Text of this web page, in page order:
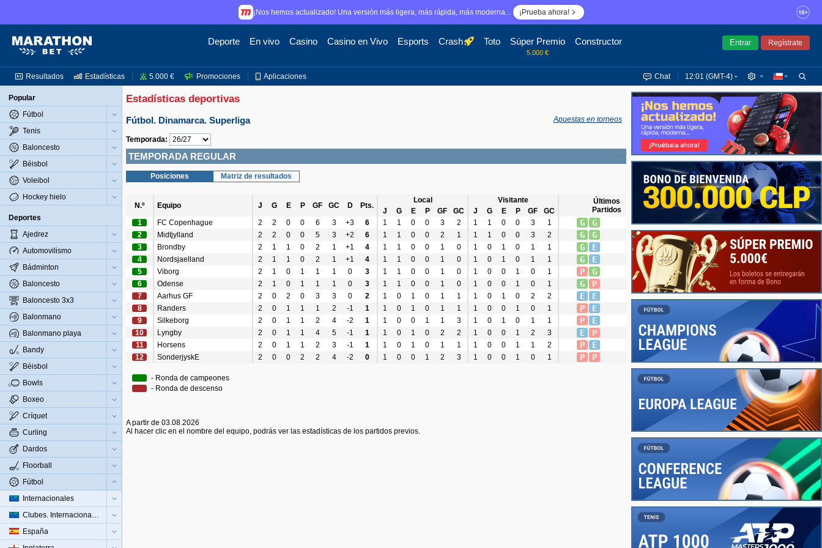
¡Nos hemos actualizado! Una versión más ligera, más rápida, más moderna... ¡Prueba ahora!
Deporte En vivo Casino Casino en Vivo Esports Crash Toto Súper Premio
5.000 €
Constructor Entrar Regístrate
Resultados Estadísticas 5.000 € Promociones Aplicaciones Chat 12:01 (GMT-4)
Popular
Fútbol
Tenis
Baloncesto
Béisbol
Voleibol
Hockey hielo
Deportes
Ajedrez
Automovilismo
Bádminton
Baloncesto
Baloncesto 3x3
Balonmano
Balonmano playa
Bandy
Béisbol
Bowls
Boxeo
Críquet
Curling
Dardos
Floorball
Fútbol
Internacionales
Clubes. Internacionales
España
Estadísticas deportivas
Fútbol. Dinamarca. Superliga Apuestas en torneos
Temporada:
TEMPORADA REGULAR
Posiciones Matriz de resultados
N.º Equipo J G E P GF GC D Pts.
Local Visitante
Últimos
Partidos
J G E P GF GC J G E P GF
GC
1
FC Copenhague 2 2 0 0 6 3 +3 6 1 1 0 0 3 2 1 1 0 0 3 1 G G
2 Midtjylland 2 2 0 0 5 3 +2 6 1 1 0 0 2 1 1 1 0 0 3 2 G G
3 Brondby 2 1 1 0 2 1 +1 4 1 1 0 0 1 0 1 0 1 0 1 1 G E
4 Nordsjaelland 2 1 1 0 2 1 +1 4 1 1 0 0 1 0 1 0 1 0 1 1 G E
5 Viborg 2 1 0 1 1 1 0 3 1 1 0 0 1 0 1 0 0 1 0 1 P G
6 Odense 2 1 0 1 1 1 0 3 1 1 0 0 1 0 1 0 0 1 0 1 G P
7 Aarhus GF 2 0 2 0 3 3 0 2 1 0 1 0 1 1 1 0 1 0 2 2 E E
8 Randers 2 0 1 1 1 2 -1 1 1 0 1 0 1 1 1 0 0 1 0 1 P E
9 Silkeborg 2 0 1 1 2 4 -2 1 1 0 0 1 1 3 1 0 1 0 1 1 P E
10 Lyngby 2 0 1 1 4 5 -1 1 1 0 1 0 2 2 1 0 0 1 2 3 E P
11 Horsens 2 0 1 1 2 3 -1 1 1 0 1 0 1 1 1 0 0 1 1 2 P E
12 SonderjyskE 2 0 0 2 2 4 -2 0 1 0 0 1 2 3 1 0 0 1 0 1 P P
- Ronda de campeones
- Ronda de descenso
A partir de 03.08.2026
Al hacer clic en el nombre del equipo, podrás ver las estadísticas de los partidos previos.